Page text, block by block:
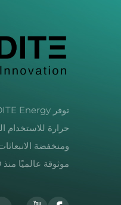
حرارة للاستخدام
ومنخفضة
موثوقة عالميًا منذ 19 عامًا. اكتشف المزيد.